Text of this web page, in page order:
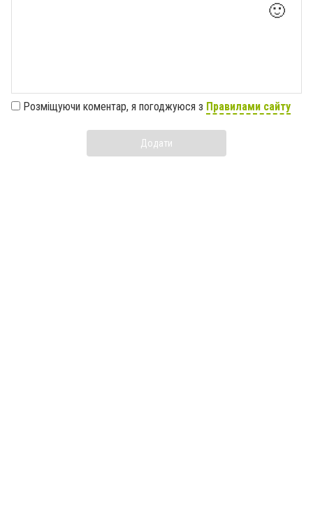
🙂
Розміщуючи коментар, я погоджуюся з Правилами сайту
Додати